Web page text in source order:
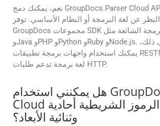
نعم، يمكنك دمج GroupDocs.Parser Cloud APIs في تطبيقك
عن لغة البرمجة أو النظام الأساسي. توفر
GroupDocs مجموعات SDK للغات البرمجة الشائعة مثل .NET
وJava وPHP وPython وRuby وNode.js. بالإضافة إلى ذلك،
يمكنك استخدام واجهات برمجة تطبيقات RESTful مباشرة مع أي
لغة برمجة تدعم طلبات HTTP.
هل يمكنني استخدام GroupDocs.Parser
Cloud لفك تشفير الرموز الشريطية أحادية
وثنائية الأبعاد؟